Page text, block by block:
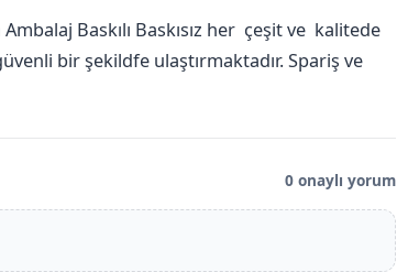
Baskılı Baskısız her çeşit ve kalitede
bir şekildfe ulaştırmaktadır. Spariş ve
0 onaylı yorum